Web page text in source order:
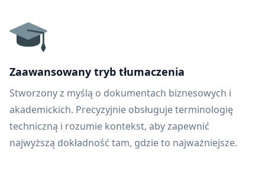
Zaawansowany tryb tłumaczenia
Stworzony z myślą o dokumentach biznesowych i
akademickich. Precyzyjnie obsługuje terminologię
techniczną i rozumie kontekst, aby zapewnić
najwyższą dokładność tam, gdzie to najważniejsze.